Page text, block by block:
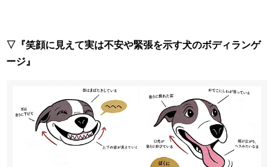
▽『笑顔に見えて実は不安や緊張を示す犬のボディランゲ
ージ』